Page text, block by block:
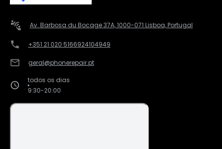
Av. Barbosa du Bocage 37A, 1000-071 Lisboa, Portugal
+351 21 020 5166924104949
geral@phonerepair.pt
todos os dias
9:30-20:00